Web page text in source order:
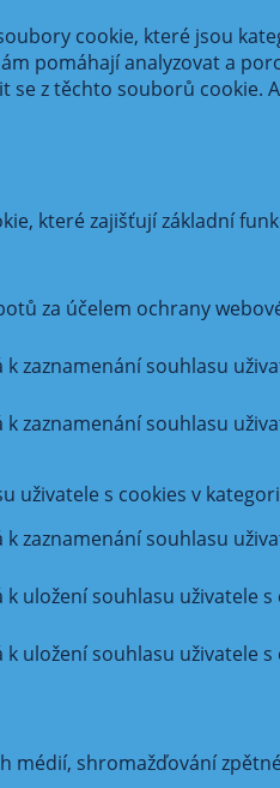
cookie, které jsou
pomáhají analyzovat a
se z těchto souborů cookie.
které zajišťují základní
za účelem ochrany
zaznamenání souhlasu
zaznamenání souhlasu
uživatele s cookies v
zaznamenání souhlasu
uložení souhlasu uživatele s
uložení souhlasu uživatele s
shromažďování